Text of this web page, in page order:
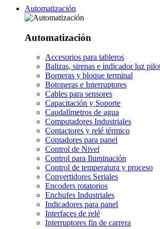
Automatización
Automatización
Accesorios para tableros
Balizas, sirenas e indicador luz
Borneras y bloque terminal
Botoneras e Interruptores
Cables para sensores
Capacitación y Soporte
Caudalímetros de agua
Computadores Industriales
Contactores y relé térmico
Contadores para panel
Control de Nivel
Control para Iluminación
Control de temperatura y proceso
Convertidores Seriales
Encoders rotatorios
Enchufes Industriales
Indicadores para panel
Interfaces de relé
Interruptores fin de carrera